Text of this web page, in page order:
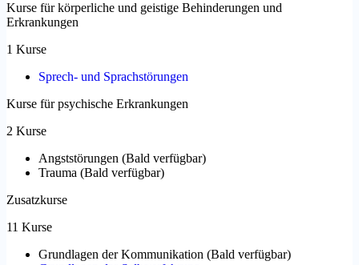
Kurse für körperliche und geistige Behinderungen und
Erkrankungen
1 Kurse
Sprech- und Sprachstörungen
Kurse für psychische Erkrankungen
2 Kurse
Angststörungen (Bald verfügbar)
Trauma (Bald verfügbar)
Zusatzkurse
11 Kurse
Grundlagen der Kommunikation (Bald verfügbar)